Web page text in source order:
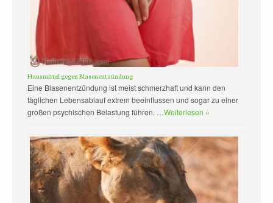
Hausmittel gegen Blasenentzündung
Eine Blasenentzündung ist meist schmerzhaft und kann den
täglichen Lebensablauf extrem beeinflussen und sogar zu einer
großen psychischen Belastung führen. …Weiterlesen »